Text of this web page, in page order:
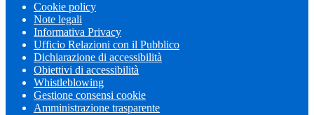
Cookie policy
Note legali
Informativa Privacy
Ufficio Relazioni con il Pubblico
Dichiarazione di accessibilità
Obiettivi di accessibilità
Whistleblowing
Gestione consensi cookie
Amministrazione trasparente